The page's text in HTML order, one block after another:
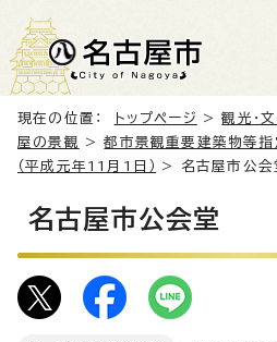
現在の位置： トップページ >観光・
屋の景観
>都市景観重要建築物等指
（平成元年11月1日）
> 名古屋市公会
名古屋市公会堂